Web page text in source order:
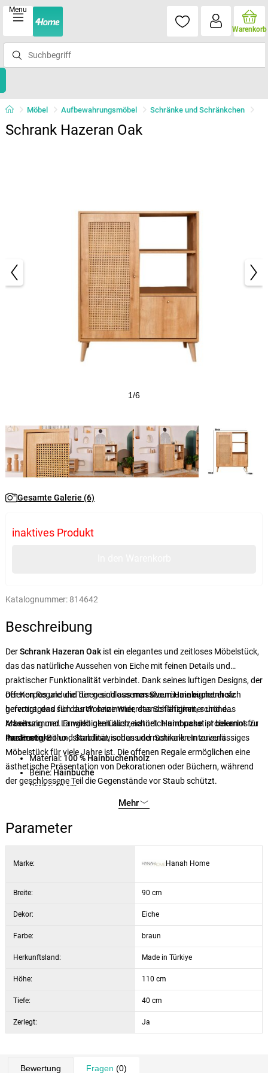
Menu
Warenkorb
Möbel Aufbewahrungsmöbel Schränke und Schränkchen
Schrank Hazeran Oak
1/6
Gesamte Galerie (6)
inaktives Produkt
Katalognummer: 814642
Beschreibung
DerSchrank Hazeran Oakist ein elegantes und zeitloses Möbelstück,
das das natürliche Aussehen von Eiche mit feinen Details und
praktischer Funktionalität verbindet. Dank seines luftigen Designs, der
offenen Regale und der geschlossenen Stauräume eignet er sich
hervorragend für das Wohnzimmer, das Schlafzimmer und das
Arbeitszimmer. Er wirkt gemütlich, natürlich und passt problemlos zu
modernen, Boho-, skandinavischen und rustikalen Interieurs.
Der Korpus und die Türen sind ausmassivem Hainbuchenholz
gefertigt, das sich durch seine Widerstandsfähigkeit, schöne
Maserung und Langlebigkeit auszeichnet.Hainbucheist bekannt für
ihre Festigkeit und Stabilität, sodass der Schrank ein zuverlässiges
Möbelstück für viele Jahre ist. Die offenen Regale ermöglichen eine
ästhetische Präsentation von Dekorationen oder Büchern, während
der geschlossene Teil die Gegenstände vor Staub schützt.
Parameter:
Material: 100 % Hainbuchenholz
Beine:Hainbuche
Breite:40 cm
Farbe:Eiche
Kombination aus offenen und geschlossenen Regalen
Mehr
Parameter
Marke: Hanah Home
Breite: 90 cm
Dekor: Eiche
Farbe: braun
Herkunftsland: Made in Türkiye
Höhe: 110 cm
Tiefe: 40 cm
Zerlegt: Ja
Bewertung Fragen (0)